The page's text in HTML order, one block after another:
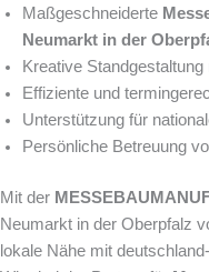
Maßgeschneiderte
Neumarkt in der
Kreative
Effiziente und
Unterstützung für
Persönliche Betreuung
Mit der
Neumarkt in der Oberpfalz
lokale Nähe mit